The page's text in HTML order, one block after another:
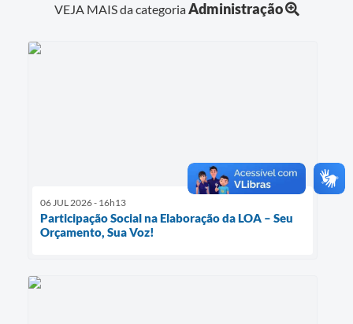
VEJA MAIS da categoriaAdministração
06 JUL 2026 - 16h13
Participação Social na Elaboração da LOA – Seu
Orçamento, Sua Voz!